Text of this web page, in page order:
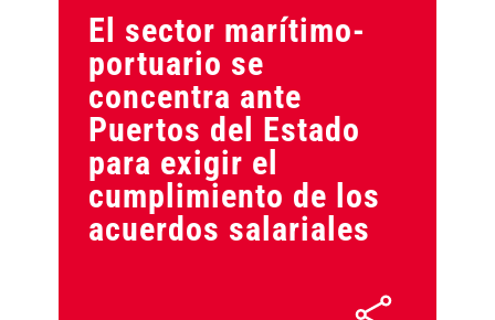
El sector marítimo-
portuario se
concentra ante
Puertos del Estado
para exigir el
cumplimiento de los
acuerdos salariales